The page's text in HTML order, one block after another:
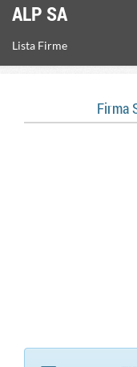
ALP SA
Lista Firme
Firma